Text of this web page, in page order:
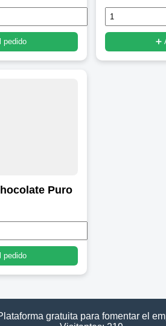
pedido ➕
Puro
pedido
gratuita para fomentar el